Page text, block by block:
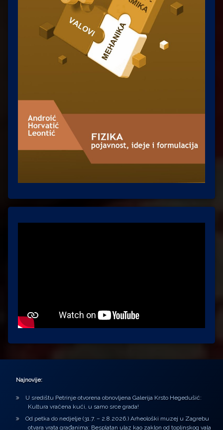
Najnovije:
U središtu Petrinje otvorena obnovljena Galerija Krsto Hegedušić:
Kultura vraćena kući, u samo srce grada!
Od petka do nedjelje (31.7. – 2.8.2026.) Arheološki muzej u Zagrebu
otvara vrata građanima: Besplatan ulaz kao zaklon od toplinskog vala